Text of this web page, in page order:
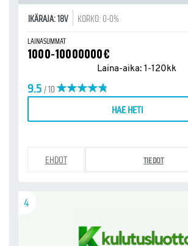
IKÄRAJA: 18V KORKO: 0-0%
LAINASUMMAT
1000-10000000€
Laina-aika: 1-120kk
9.5/ 10
EHDOT TIEDOT
HAE HETI
4